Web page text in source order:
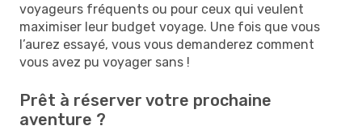
voyageurs fréquents ou pour ceux qui veulent
maximiser leur budget voyage. Une fois que vous
l’aurez essayé, vous vous demanderez comment
vous avez pu voyager sans !
Prêt à réserver votre prochaine
aventure ?